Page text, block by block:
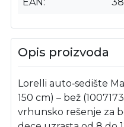
EAN
Opis proizvoda
Lorelli auto‑sedište
150 cm) – bež
vrhunsko rešenje za